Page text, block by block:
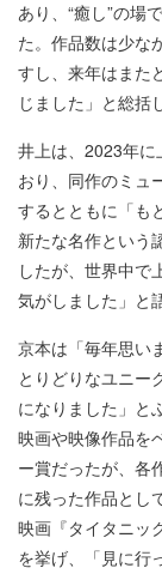
あり、“癒し”の場
た。作品数は少な
すし、来年はまた
じました」と総括
井上は、2023年に
おり、同作のミュ
するとともに「も
新たな名作という
したが、世界中で
気がしました」と
京本は「毎年思い
とりどりなユニー
になりました」と
映画や映像作品を
ー賞だったが、各
に残った作品とし
映画『タイタニッ
を挙げ、「見に行